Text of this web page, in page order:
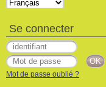
Se connecter
Mot de passe oublié ?